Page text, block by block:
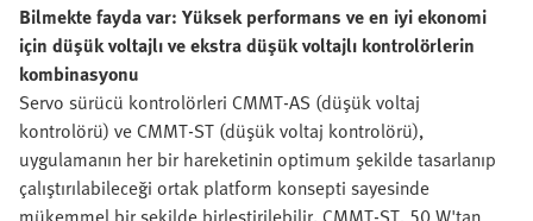
Bilmekte fayda var: Yüksek performans ve en iyi ekonomi
için düşük voltajlı ve ekstra düşük voltajlı kontrolörlerin
kombinasyonu
Servo sürücü kontrolörleri CMMT-AS (düşük voltaj
kontrolörü) ve CMMT-ST (düşük voltaj kontrolörü),
uygulamanın her bir hareketinin optimum şekilde tasarlanıp
çalıştırılabileceği ortak platform konsepti sayesinde